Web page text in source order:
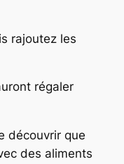
rajoutez les
régaler
découvrir que
des aliments